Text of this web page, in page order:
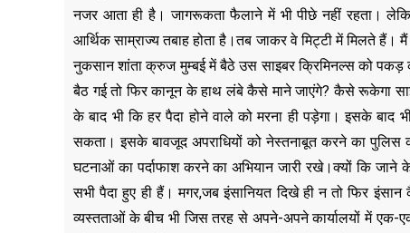
नजर आता ही है। जागरूकता फैलाने में भी पीछे नहीं रहता।
आर्थिक साम्राज्य तबाह होता है।तब जाकर वे मिट्टी में मिलते
नुकसान शांता क्रुज मुम्बई में बैठे उस साइबर क्रिमिनल्स को
बैठ गई तो फिर कानून के हाथ लंबे कैसे माने जाएंगे? कैसे रूकेगा
के बाद भी कि हर पैदा होने वाले को मरना ही पड़ेगा। इसके बाद
सकता। इसके बावजूद अपराधियों को नेस्तनाबूत करने का पुलिस
घटनाओं का पर्दाफाश करने का अभियान जारी रखे।क्यों कि जाने
सभी पैदा हुए ही हैं। मगर,जब इंसानियत दिखे ही न तो फिर
व्यस्तताओं के बीच भी जिस तरह से अपने-अपने कार्यालयों में एक-